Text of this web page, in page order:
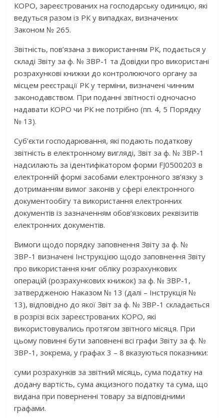
КОРО, зареєстрованих на господарську одиницю, які
ведуться разом із РК у випадках, визначених
Законом № 265.
Звітність, пов’язана з використанням РК, подається у
складі Звіту за ф. № ЗВР-1 та Довідки про використані
розрахункові книжки до контролюючого органу за
місцем реєстрації РК у терміни, визначені чинним
законодавством. При поданні звітності одночасно
надавати КОРО чи РК не потрібно (пп. 4, 5 Порядку
№ 13).
Суб’єкти господарювання, які подають податкову
звітність в електронному вигляді, Звіт за ф. № ЗВР-1
надсилають за ідентифікатором форми FJ0500203 в
електронній формі засобами електронного зв’язку з
дотриманням вимог законів у сфері електронного
документообігу та використання електронних
документів із зазначенням обов’язкових реквізитів
електронних документів.
Вимоги щодо порядку заповнення Звіту за ф. №
ЗВР-1 визначені Інструкцією щодо заповнення Звіту
про використання книг обліку розрахункових
операцій (розрахункових книжок) за ф. № ЗВР-1,
затвердженою Наказом № 13 (далі – Інструкція №
13), відповідно до якої Звіт за ф. № ЗВР-1 складається
в розрізі всіх зареєстрованих КОРО, які
використовувались протягом звітного місяця. При
цьому повинні бути заповнені всі графи Звіту за ф. №
ЗВР-1, зокрема, у графах 3 – 8 вказуються показники:
суми розрахунків за звітний місяць, сума податку на
додану вартість, сума акцизного податку та сума, що
видана при поверненні товару за відповідними
графами.